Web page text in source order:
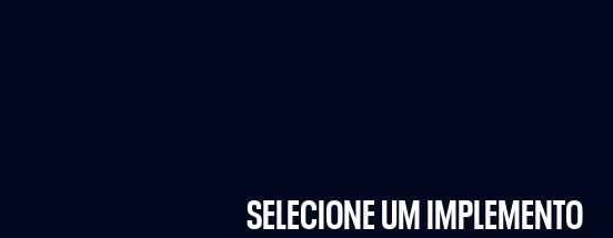
SELECIONE UM IMPLEMENTO